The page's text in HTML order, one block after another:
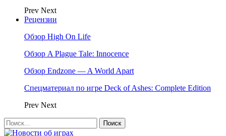
Prev Next
Рецензии
Обзор High On Life
Обзор A Plague Tale: Innocence
Обзор Endzone — A World Apart
Спецматериал по игре Deck of Ashes: Complete Edition
Prev Next